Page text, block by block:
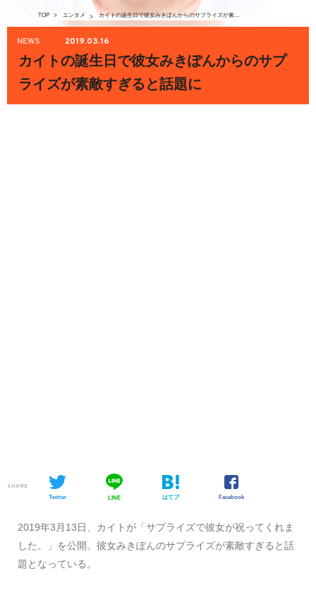
TOP > エンタメ > カイトの誕生日で彼女みきぽんからのサプライズが素敵すぎると話題に
NEWS 2019.03.16
カイトの誕生日で彼女みきぽんからのサプ
ライズが素敵すぎると話題に
SHARE
Twitter LINE はてブ Facebook
2019年3月13日、カイトが「サプライズで彼女が祝ってくれま
した。」を公開。彼女みきぽんのサプライズが素敵すぎると話
題となっている。